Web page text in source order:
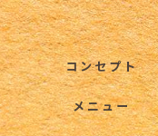
コンセプト
メニュー